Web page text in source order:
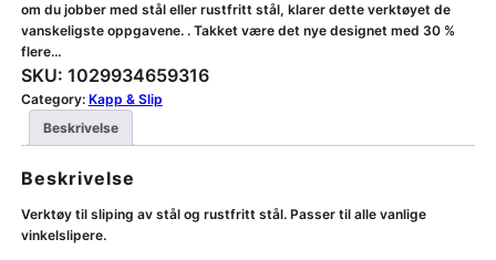
om du jobber med stål eller rustfritt stål, klarer dette verktøyet de
vanskeligste oppgavene. . Takket være det nye designet med 30 %
flere…
SKU: 1029934659316
Category: Kapp & Slip
Beskrivelse
Beskrivelse
Verktøy til sliping av stål og rustfritt stål. Passer til alle vanlige
vinkelslipere.